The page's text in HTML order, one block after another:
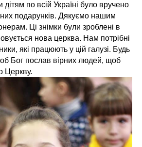
по всій Україні було вручено
подарунків. Дякуємо нашим
Ці знімки були зроблені в
нова церква. Нам потрібні
які працюють у цій галузі. Будь
Бог послав вірних людей, щоб
Церкву.